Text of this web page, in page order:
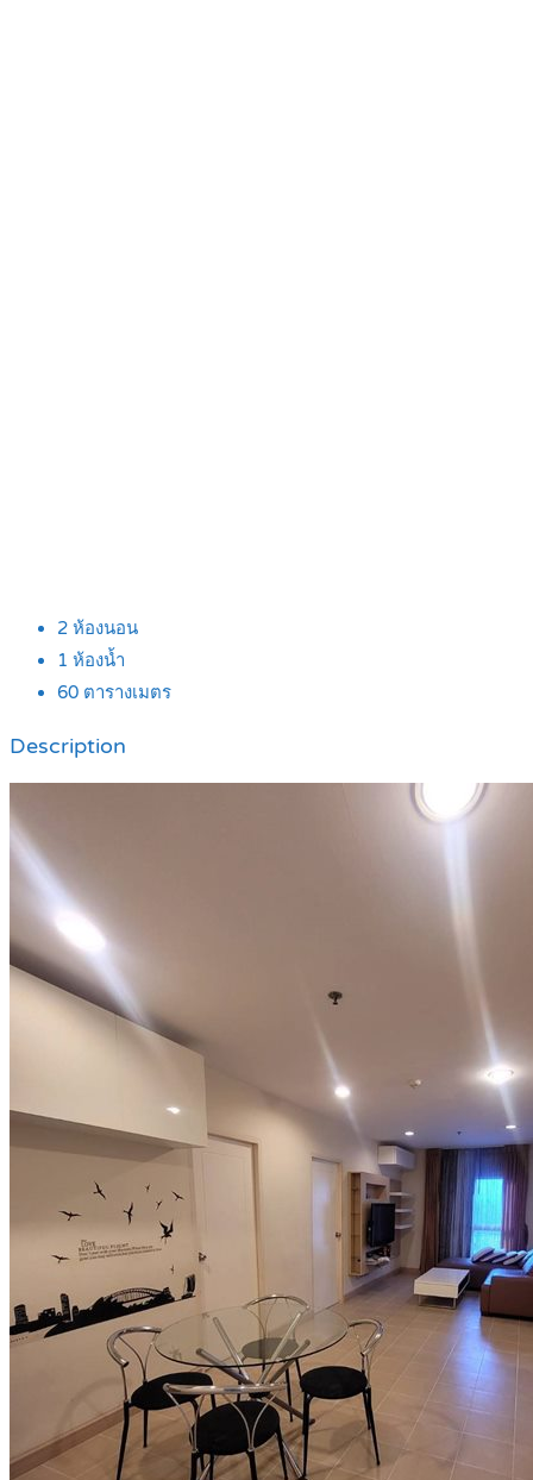
2 ห้องนอน
1 ห้องน้ำ
60 ตารางเมตร
Description